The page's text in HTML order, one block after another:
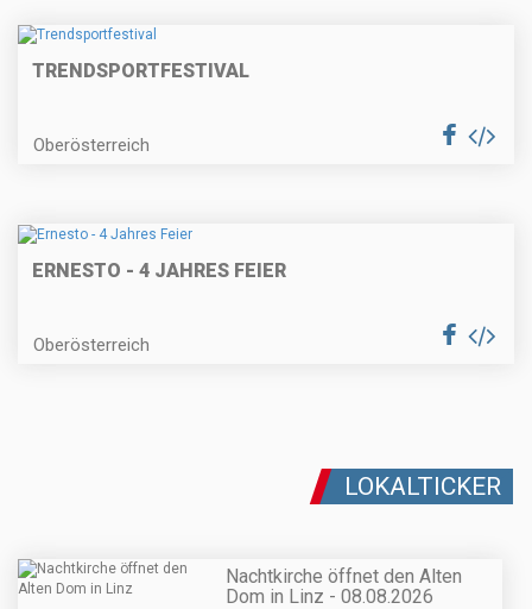
TRENDSPORTFESTIVAL
Oberösterreich
ERNESTO - 4 JAHRES FEIER
Oberösterreich
LOKALTICKER
Nachtkirche öffnet den Alten
Dom in Linz - 08.08.2026